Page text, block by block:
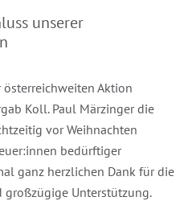
unserer
österreichweiten Aktion
Koll. Paul Märzinger die
vor Weihnachten
bedürftiger
ganz herzlichen Dank für die
Unterstützung.